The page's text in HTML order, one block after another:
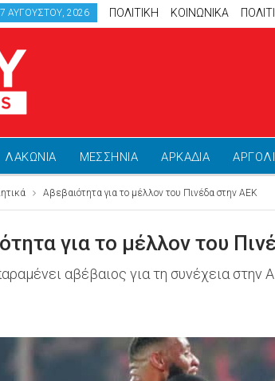
ΑΥΓΟΎΣΤΟΥ, 2026 ΠΟΛΙΤΙΚΗ ΚΟΙΝΩΝΙΚΑ
ΛΑΚΩΝΙΑ ΜΕΣΣΗΝΙΑ ΑΡΚΑΔΙΑ
Αβεβαιότητα για το μέλλον του Πινέδα στην ΑΕΚ
για το μέλλον του
αβέβαιος για τη συνέχεια